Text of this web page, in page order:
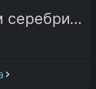
В поле чистом серебрится